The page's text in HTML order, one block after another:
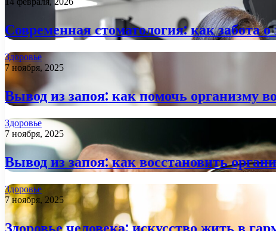
Современная стоматология: как забота
Здоровье
7 ноября, 2025
Вывод из запоя: как помочь организму
Здоровье
7 ноября, 2025
Вывод из запоя: как восстановить
Здоровье
7 ноября, 2025